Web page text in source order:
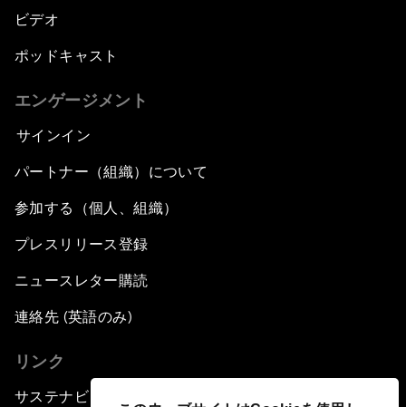
ビデオ
ポッドキャスト
エンゲージメント
サインイン
パートナー（組織）について
参加する（個人、組織）
プレスリリース登録
ニュースレター購読
連絡先 (英語のみ)
リンク
サステナビリティへの取り組み